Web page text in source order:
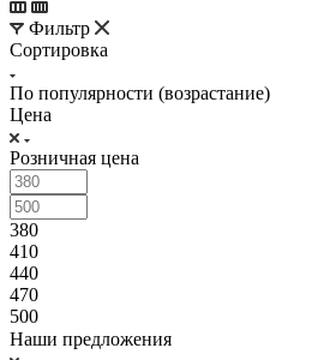
Фильтр
Сортировка
По популярности (возрастание)
Цена
Розничная цена
380
410
440
470
500
Наши предложения